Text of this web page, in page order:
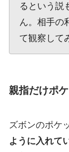
るという説
ん。相手の
て観察して
親指だけポ
ズボンのポケ
ように入れて